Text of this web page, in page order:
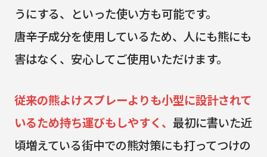
うにする、といった使い方も可能です。
唐辛子成分を使用しているため、人にも熊にも
害はなく、安心してご使用いただけます。
従来の熊よけスプレーよりも小型に設計されて
いるため持ち運びもしやすく、 最初に書いた近
頃増えている街中での熊対策にも打ってつけの